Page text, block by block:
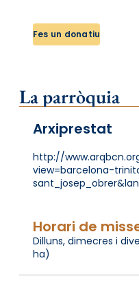
Fes un donatiu
La parròquia
Arxiprestat
http://
view=barcelona-
Horari de
Dilluns, dimecres i
ha)